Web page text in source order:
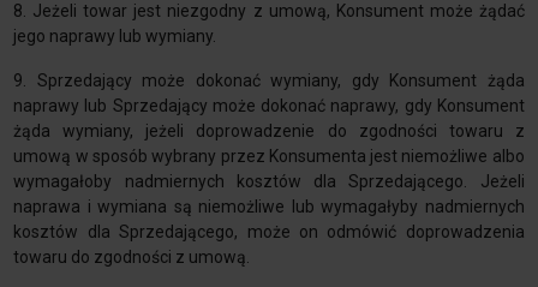
8. Jeżeli towar jest niezgodny z umową, Konsument może żądać
jego naprawy lub wymiany.
9. Sprzedający może dokonać wymiany, gdy Konsument żąda
naprawy lub Sprzedający może dokonać naprawy, gdy Konsument
żąda wymiany, jeżeli doprowadzenie do zgodności towaru z
umową w sposób wybrany przez Konsumenta jest niemożliwe albo
wymagałoby nadmiernych kosztów dla Sprzedającego. Jeżeli
naprawa i wymiana są niemożliwe lub wymagałyby nadmiernych
kosztów dla Sprzedającego, może on odmówić doprowadzenia
towaru do zgodności z umową.